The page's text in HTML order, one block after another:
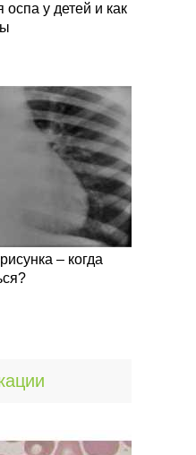
оспа у детей и как
– когда